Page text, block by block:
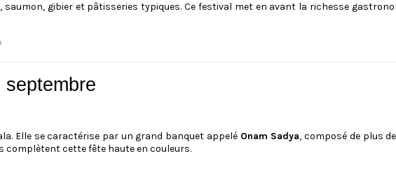
saumon, gibier et pâtisseries typiques. Ce festival met en avant la richesse
Elle se caractérise par un grand banquet appelé Onam Sadya, composé de plus
complètent cette fête haute en couleurs.